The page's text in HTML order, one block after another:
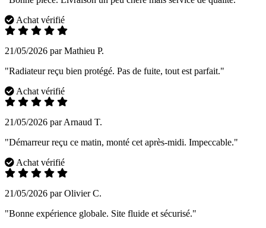
Achat vérifié
21/05/2026 par Mathieu P.
"Radiateur reçu bien protégé. Pas de fuite, tout est parfait."
Achat vérifié
21/05/2026 par Arnaud T.
"Démarreur reçu ce matin, monté cet après-midi. Impeccable."
Achat vérifié
21/05/2026 par Olivier C.
"Bonne expérience globale. Site fluide et sécurisé."